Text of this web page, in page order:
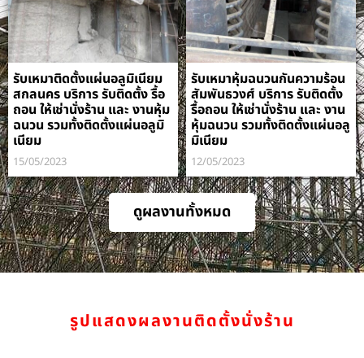
รับเหมาติดตั้งแผ่นอลูมิเนียม
สกลนคร บริการ รับติดตั้ง รื้อ
ถอน ให้เช่านั่งร้าน และ งานหุ้ม
ฉนวน รวมทั้งติดตั้งแผ่นอลูมิ
เนียม
15/05/2023
รับเหมาหุ้มฉนวนกันความร้อน
สัมพันธวงศ์ บริการ รับติดตั้ง
รื้อถอน ให้เช่านั่งร้าน และ งาน
หุ้มฉนวน รวมทั้งติดตั้งแผ่นอลู
มิเนียม
12/05/2023
ดูผลงานทั้งหมด
รูปแสดงผลงานติดตั้งนั่งร้าน